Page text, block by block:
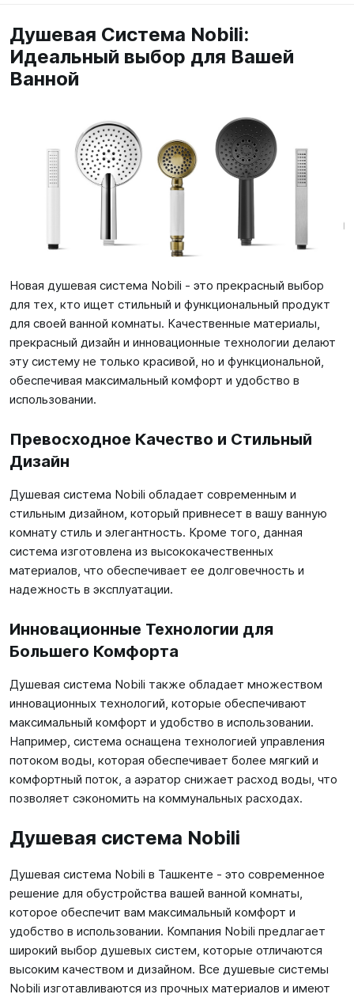
Душевая Система Nobili:
Идеальный выбор для Вашей
Ванной
Новая душевая система Nobili - это прекрасный выбор
для тех, кто ищет стильный и функциональный продукт
для своей ванной комнаты. Качественные материалы,
прекрасный дизайн и инновационные технологии делают
эту систему не только красивой, но и функциональной,
обеспечивая максимальный комфорт и удобство в
использовании.
Превосходное Качество и Стильный
Дизайн
Душевая система Nobili обладает современным и
стильным дизайном, который привнесет в вашу ванную
комнату стиль и элегантность. Кроме того, данная
система изготовлена из высококачественных
материалов, что обеспечивает ее долговечность и
надежность в эксплуатации.
Инновационные Технологии для
Большего Комфорта
Душевая система Nobili также обладает множеством
инновационных технологий, которые обеспечивают
максимальный комфорт и удобство в использовании.
Например, система оснащена технологией управления
потоком воды, которая обеспечивает более мягкий и
комфортный поток, а аэратор снижает расход воды, что
позволяет сэкономить на коммунальных расходах.
Душевая система Nobili
Душевая система Nobili в Ташкенте - это современное
решение для обустройства вашей ванной комнаты,
которое обеспечит вам максимальный комфорт и
удобство в использовании. Компания Nobili предлагает
широкий выбор душевых систем, которые отличаются
высоким качеством и дизайном. Все душевые системы
Nobili изготавливаются из прочных материалов и имеют